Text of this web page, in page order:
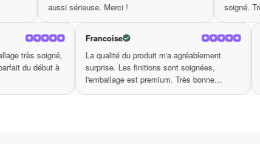
avec un sac qui se démarque par ses
assure un port agréable toute la journée,
matériaux de haute qualité pour un usage
pour tous vos essentiels, vous permettant
style plageun élément essentiel de votre emploi du
Merci !
soigné. Très bonne surprise.
en 4 jours, emballage très soigné,
incluse. Tout était parfait du début à
La qualité du produit m'a
surprise. Les finitions sont
l'emballage est premium.